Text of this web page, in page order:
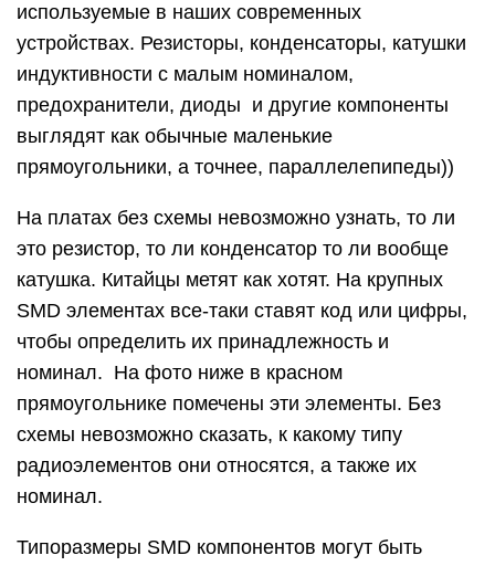
используемые в наших современных
устройствах. Резисторы, конденсаторы, катушки
индуктивности с малым номиналом,
предохранители, диоды и другие компоненты
выглядят как обычные маленькие
прямоугольники, а точнее, параллелепипеды))
На платах без схемы невозможно узнать, то ли
это резистор, то ли конденсатор то ли вообще
катушка. Китайцы метят как хотят. На крупных
SMD элементах все-таки ставят код или цифры,
чтобы определить их принадлежность и
номинал. На фото ниже в красном
прямоугольнике помечены эти элементы. Без
схемы невозможно сказать, к какому типу
радиоэлементов они относятся, а также их
номинал.
Типоразмеры SMD компонентов могут быть